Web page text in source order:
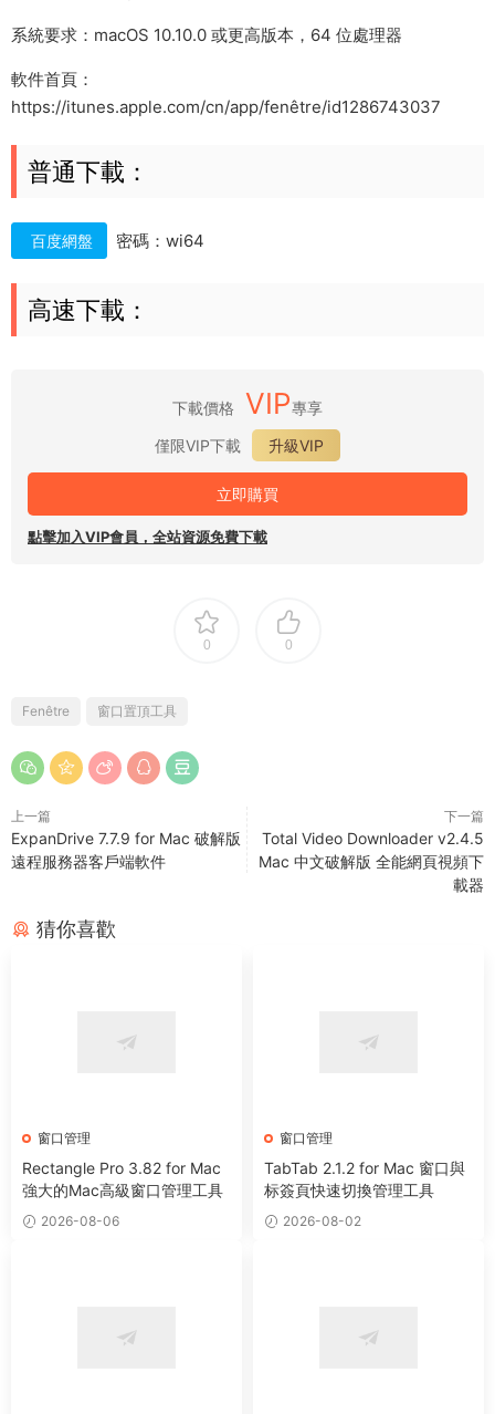
系統要求：macOS 10.10.0 或更高版本，64 位處理器
軟件首頁：
https://itunes.apple.com/cn/app/fenêtre/id1286743037
普通下載：
百度網盤 密碼：wi64
高速下載：
下載價格 VIP專享
僅限VIP下載
升級VIP
立即購買
點擊加入VIP會員，全站資源免費下載
0 0
Fenêtre 窗口置頂工具
上一篇
ExpanDrive 7.7.9 for Mac 破解版
遠程服務器客戶端軟件
下一篇
Total Video Downloader v2.4.5
Mac 中文破解版 全能網頁視頻下
載器
猜你喜歡
窗口管理
Rectangle Pro 3.82 for Mac
強大的Mac高級窗口管理工具
2026-08-06
窗口管理
TabTab 2.1.2 for Mac 窗口與
标簽頁快速切換管理工具
2026-08-02